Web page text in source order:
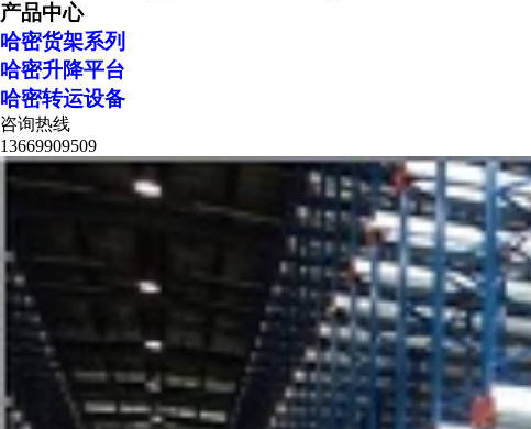
产品中心
哈密货架系列
哈密升降平台
哈密转运设备
咨询热线
13669909509